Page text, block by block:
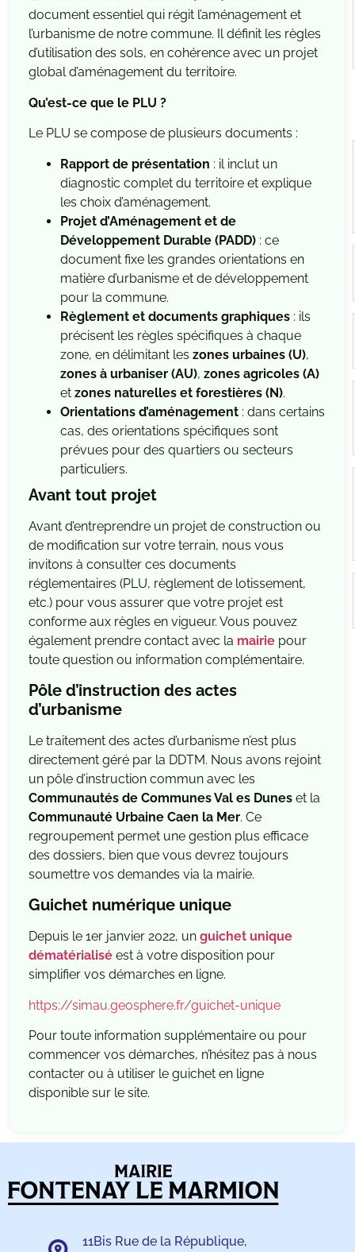
document essentiel qui régit l’aménagement et
l’urbanisme de notre commune. Il définit les règles
d’utilisation des sols, en cohérence avec un projet
global d’aménagement du territoire.
Qu’est-ce que le PLU ?
Le PLU se compose de plusieurs documents :
Rapport de présentation : il inclut un
diagnostic complet du territoire et explique
les choix d’aménagement.
Projet d’Aménagement et de
Développement Durable (PADD): ce
document fixe les grandes orientations en
matière d’urbanisme et de développement
pour la commune.
Règlement et documents graphiques: ils
précisent les règles spécifiques à chaque
zone, en délimitant les zones urbaines (U),
zones à urbaniser (AU), zones agricoles (A)
et zones naturelles et forestières (N).
Orientations d’aménagement: dans certains
cas, des orientations spécifiques sont
prévues pour des quartiers ou secteurs
particuliers.
Avant tout projet
Avant d’entreprendre un projet de construction ou
de modification sur votre terrain, nous vous
invitons à consulter ces documents
réglementaires (PLU, règlement de lotissement,
etc.) pour vous assurer que votre projet est
conforme aux règles en vigueur. Vous pouvez
également prendre contact avec la mairie pour
toute question ou information complémentaire.
Pôle d’instruction des actes
d’urbanisme
Le traitement des actes d’urbanisme n’est plus
directement géré par la DDTM. Nous avons rejoint
un pôle d’instruction commun avec les
Communautés de Communes Val es Duneset la
Communauté Urbaine Caen la Mer. Ce
regroupement permet une gestion plus efficace
des dossiers, bien que vous devrez toujours
soumettre vos demandes via la mairie.
Guichet numérique unique
Depuis le 1er janvier 2022, un guichet unique
dématérialiséest à votre disposition pour
simplifier vos démarches en ligne.
https://simau.geosphere.fr/guichet-unique
Pour toute information supplémentaire ou pour
commencer vos démarches, n’hésitez pas à nous
contacter ou à utiliser le guichet en ligne
disponible sur le site.
11Bis Rue de la République,